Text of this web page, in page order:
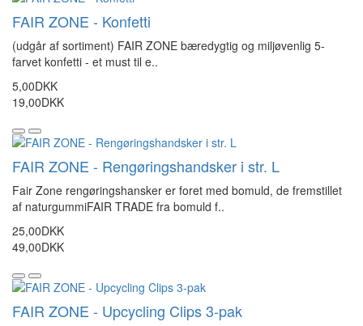
FAIR ZONE - Konfetti
(udgår af sortiment) FAIR ZONE bæredygtig og miljøvenlig 5-
farvet konfetti - et must til e..
5,00DKK
19,00DKK
FAIR ZONE - Rengøringshandsker i str. L
Fair Zone rengøringshansker er foret med bomuld, de fremstillet
af naturgummiFAIR TRADE fra bomuld f..
25,00DKK
49,00DKK
FAIR ZONE - Upcycling Clips 3-pak